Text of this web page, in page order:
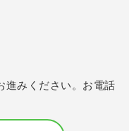
進みください。お電話